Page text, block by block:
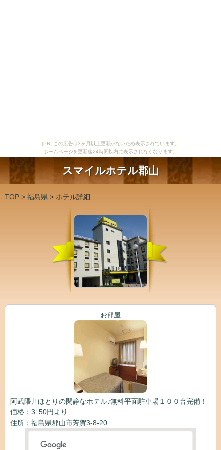
[PR] この広告は3ヶ月以上更新がないため表示されています。
ホームページを更新後24時間以内に表示されなくなります。
スマイルホテル郡山
TOP > 福島県 > ホテル詳細
お部屋
阿武隈川ほとりの閑静なホテル♪無料平面駐車場１００台完備！
価格：3150円より
住所：福島県郡山市芳賀3-8-20